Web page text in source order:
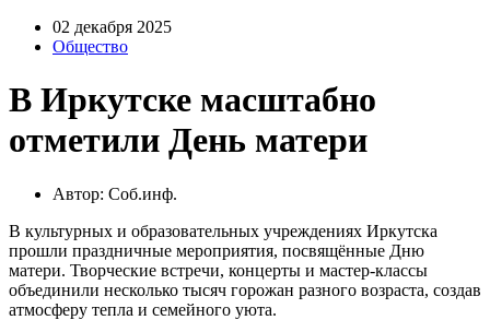
02 декабря 2025
Общество
В Иркутске масштабно
отметили День матери
Автор: Соб.инф.
В культурных и образовательных учреждениях Иркутска
прошли праздничные мероприятия, посвящённые Дню
матери. Творческие встречи, концерты и мастер-классы
объединили несколько тысяч горожан разного возраста, создав
атмосферу тепла и семейного уюта.